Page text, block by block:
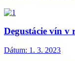
Degustácie vín v
Dátum: 1. 3. 2023